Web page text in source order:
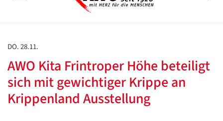
DO. 28.11.
AWO Kita Frintroper Höhe beteiligt
sich mit gewichtiger Krippe an
Krippenland Ausstellung